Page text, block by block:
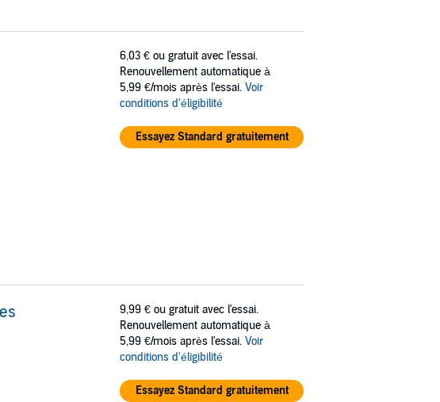
6,03 € ou gratuit avec l'essai.
Renouvellement automatique à
5,99 €/mois après l'essai. Voir
conditions d'éligibilité
Essayez Standard gratuitement
9,99 € ou gratuit avec l'essai.
Renouvellement automatique à
5,99 €/mois après l'essai. Voir
conditions d'éligibilité
Essayez Standard gratuitement